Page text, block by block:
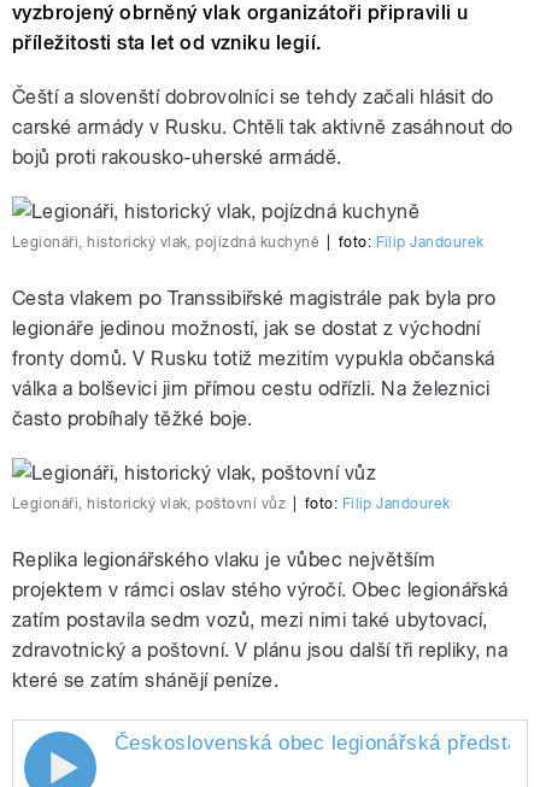
vyzbrojený obrněný vlak organizátoři připravili u
příležitosti sta let od vzniku legií.
Čeští a slovenští dobrovolníci se tehdy začali hlásit do
carské armády v Rusku. Chtěli tak aktivně zasáhnout do
bojů proti rakousko-uherské armádě.
Legionáři, historický vlak, pojízdná kuchyně foto: Filip Jandourek
Cesta vlakem po Transsibiřské magistrále pak byla pro
legionáře jedinou možností, jak se dostat z východní
fronty domů. V Rusku totiž mezitím vypukla občanská
válka a bolševici jim přímou cestu odřízli. Na železnici
často probíhaly těžké boje.
Legionáři, historický vlak, poštovní vůz foto: Filip Jandourek
Replika legionářského vlaku je vůbec největším
projektem v rámci oslav stého výročí. Obec legionářská
zatím postavila sedm vozů, mezi nimi také ubytovací,
zdravotnický a poštovní. V plánu jsou další tři repliky, na
které se zatím shánějí peníze.
Československá obec legionářská